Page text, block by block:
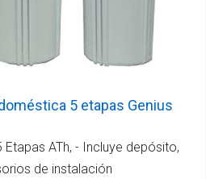
5 etapas Genius
ATh, - Incluye depósito,
de instalación